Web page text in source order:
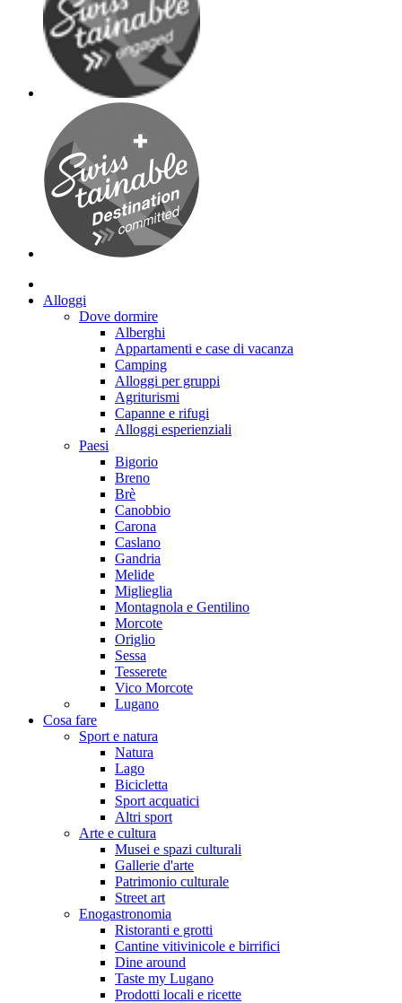
Alloggi
Dove dormire
Alberghi
Appartamenti e case di vacanza
Camping
Alloggi per gruppi
Agriturismi
Capanne e rifugi
Alloggi esperienziali
Paesi
Bigorio
Breno
Brè
Canobbio
Carona
Caslano
Gandria
Melide
Miglieglia
Montagnola e Gentilino
Morcote
Origlio
Sessa
Tesserete
Vico Morcote
Lugano
Cosa fare
Sport e natura
Natura
Lago
Bicicletta
Sport acquatici
Altri sport
Arte e cultura
Musei e spazi culturali
Gallerie d'arte
Patrimonio culturale
Street art
Enogastronomia
Ristoranti e grotti
Cantine vitivinicole e birrifici
Dine around
Taste my Lugano
Prodotti locali e ricette